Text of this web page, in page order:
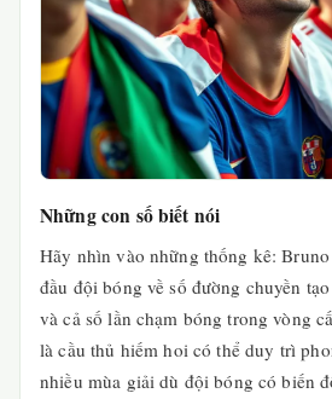
Những con số biết nói
Hãy nhìn vào những thống kê:
đầu đội bóng về số đường chuyền
và cả số lần chạm bóng trong vòng
là cầu thủ hiếm hoi có thể duy trì
nhiều mùa giải dù đội bóng có biến